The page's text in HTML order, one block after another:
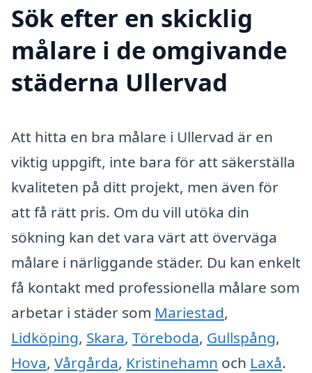
Sök efter en skicklig
målare i de omgivande
städerna Ullervad
Att hitta en bra målare i Ullervad är en
viktig uppgift, inte bara för att säkerställa
kvaliteten på ditt projekt, men även för
att få rätt pris. Om du vill utöka din
sökning kan det vara värt att överväga
målare i närliggande städer. Du kan enkelt
få kontakt med professionella målare som
arbetar i städer som Mariestad,
Lidköping, Skara, Töreboda, Gullspång,
Hova, Vårgårda, Kristinehamn och Laxå.